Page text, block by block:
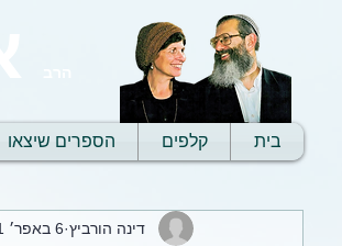
בית קלפים הספרים שיצאו
דינה הורביץ 6 באפר׳ 2021